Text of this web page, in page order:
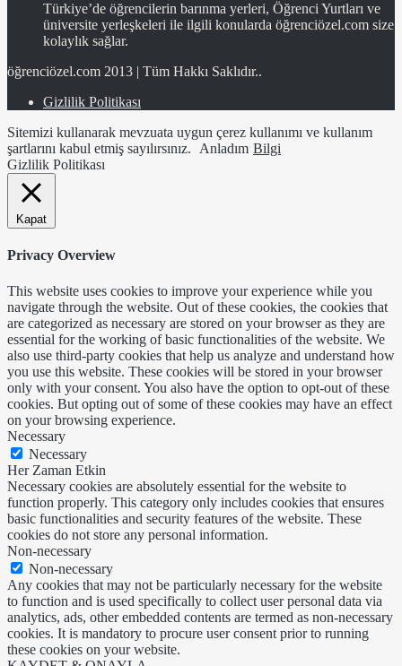
Türkiye’de öğrencilerin barınma yerleri, Öğrenci Yurtları ve
üniversite yerleşkeleri ile ilgili konularda öğrenciözel.com size
kolaylık sağlar.
öğrenciözel.com 2013 | Tüm Hakkı Saklıdır..
Gizlilik Politikası
Sitemizi kullanarak mevzuata uygun çerez kullanımı ve kullanım
şartlarını kabul etmiş sayılırsınız.
Anladım Bilgi
Gizlilik Politikası
Kapat
Privacy Overview
This website uses cookies to improve your experience while you
navigate through the website. Out of these cookies, the cookies that
are categorized as necessary are stored on your browser as they are
essential for the working of basic functionalities of the website. We
also use third-party cookies that help us analyze and understand how
you use this website. These cookies will be stored in your browser
only with your consent. You also have the option to opt-out of these
cookies. But opting out of some of these cookies may have an effect
on your browsing experience.
Necessary
Necessary
Her Zaman Etkin
Necessary cookies are absolutely essential for the website to
function properly. This category only includes cookies that ensures
basic functionalities and security features of the website. These
cookies do not store any personal information.
Non-necessary
Non-necessary
Any cookies that may not be particularly necessary for the website
to function and is used specifically to collect user personal data via
analytics, ads, other embedded contents are termed as non-necessary
cookies. It is mandatory to procure user consent prior to running
these cookies on your website.